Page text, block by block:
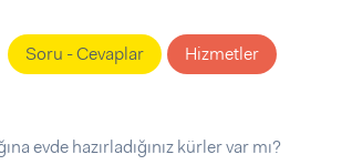
Soru - Cevaplar Hizmetler
evde hazırladığınız kürler var mı?